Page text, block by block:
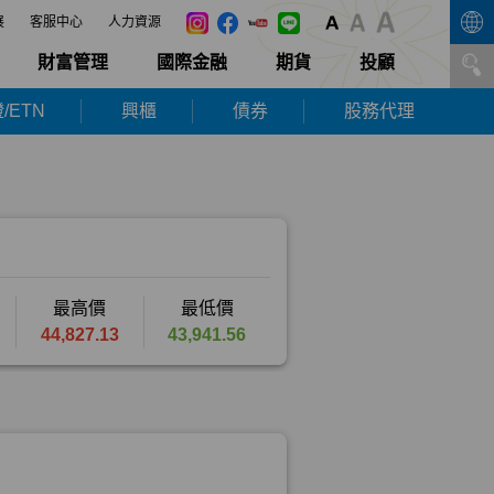
客服中心 人力資源
財富管理 國際金融 期貨 投顧
ETN 興櫃 債券 股務代理